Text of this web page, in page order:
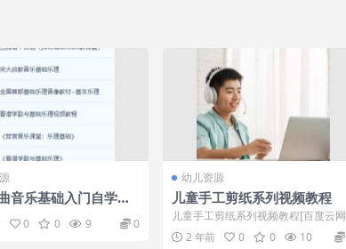
音乐基础入门自学视
0 0 9 0
幼儿资源
儿童手工剪纸系列视频教程
儿童手工剪纸系列视频教程[百度云网
盘] 帮助我们的宝宝成为德智体美劳全
面发展的好...
2 年前 0 0 10